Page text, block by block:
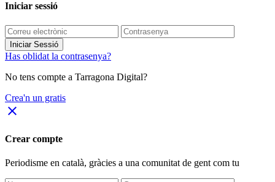
Iniciar sessió
Iniciar Sessió
Has oblidat la contrasenya?
No tens compte a Tarragona Digital?
Crea'n un gratis
close
Crear compte
Periodisme en català, gràcies a una comunitat de gent com tu